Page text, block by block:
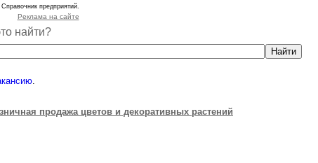
предприятий.
Реклама на сайте
найти?
.
продажа цветов и декоративных растений